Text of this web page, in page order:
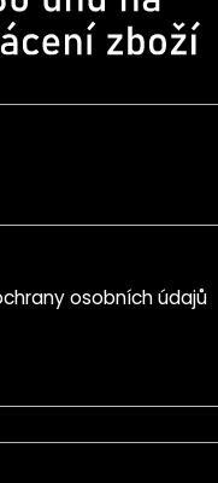
osobních údajů